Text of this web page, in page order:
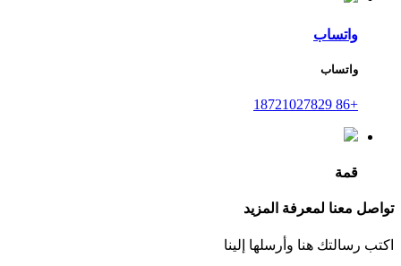
واتساب
واتساب
+86 18721027829
قمة
تواصل معنا لمعرفة المزيد
اكتب رسالتك هنا وأرسلها إلينا